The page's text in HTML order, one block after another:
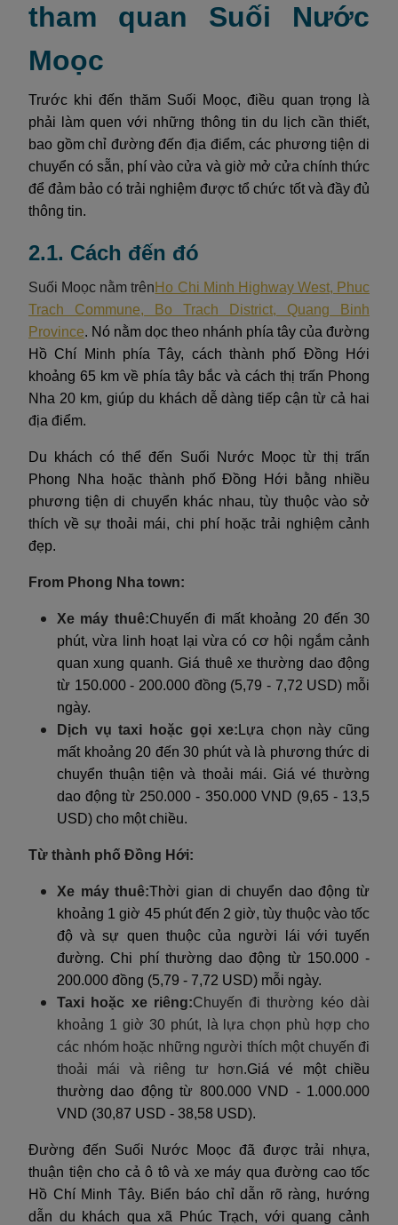
tham quan Suối Nước
Moọc
Trước khi đến thăm Suối Moọc, điều quan trọng là
phải làm quen với những thông tin du lịch cần thiết,
bao gồm chỉ đường đến địa điểm, các phương tiện di
chuyển có sẵn, phí vào cửa và giờ mở cửa chính thức
để đảm bảo có trải nghiệm được tổ chức tốt và đầy đủ
thông tin.
2.1. Cách đến đó
Suối Moọc nằm trên Ho Chi Minh Highway West, Phuc
Trach Commune, Bo Trach District, Quang Binh
Province. Nó nằm dọc theo nhánh phía tây của đường
Hồ Chí Minh phía Tây, cách thành phố Đồng Hới
khoảng 65 km về phía tây bắc và cách thị trấn Phong
Nha 20 km, giúp du khách dễ dàng tiếp cận từ cả hai
địa điểm.
Du khách có thể đến Suối Nước Moọc từ thị trấn
Phong Nha hoặc thành phố Đồng Hới bằng nhiều
phương tiện di chuyển khác nhau, tùy thuộc vào sở
thích về sự thoải mái, chi phí hoặc trải nghiệm cảnh
đẹp.
From Phong Nha town:
Xe máy thuê:Chuyến đi mất khoảng 20 đến 30
phút, vừa linh hoạt lại vừa có cơ hội ngắm cảnh
quan xung quanh. Giá thuê xe thường dao động
từ 150.000 - 200.000 đồng (5,79 - 7,72 USD) mỗi
ngày.
Dịch vụ taxi hoặc gọi xe: Lựa chọn này cũng
mất khoảng 20 đến 30 phút và là phương thức di
chuyển thuận tiện và thoải mái. Giá vé thường
dao động từ 250.000 - 350.000 VND (9,65 - 13,5
USD) cho một chiều.
Từ thành phố Đồng Hới:
Xe máy thuê:Thời gian di chuyển dao động từ
khoảng 1 giờ 45 phút đến 2 giờ, tùy thuộc vào tốc
độ và sự quen thuộc của người lái với tuyến
đường. Chi phí thường dao động từ 150.000 -
200.000 đồng (5,79 - 7,72 USD) mỗi ngày.
Taxi hoặc xe riêng:Chuyến đi thường kéo dài
khoảng 1 giờ 30 phút, là lựa chọn phù hợp cho
các nhóm hoặc những người thích một chuyến đi
thoải mái và riêng tư hơn.Giá vé một chiều
thường dao động từ 800.000 VND - 1.000.000
VND (30,87 USD - 38,58 USD).
Đường đến Suối Nước Moọc đã được trải nhựa,
thuận tiện cho cả ô tô và xe máy qua đường cao tốc
Hồ Chí Minh Tây. Biển báo chỉ dẫn rõ ràng, hướng
dẫn du khách qua xã Phúc Trạch, với quang cảnh